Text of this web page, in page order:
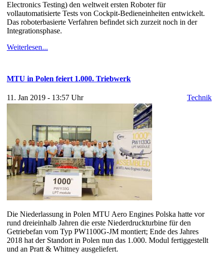
Electronics Testing) den weltweit ersten Roboter für
vollautomatisierte Tests von Cockpit-Bedieneinheiten entwickelt.
Das roboterbasierte Verfahren befindet sich zurzeit noch in der
Integrationsphase.
Weiterlesen...
MTU in Polen feiert 1.000. Triebwerk
11. Jan 2019 - 13:57 Uhr Technik
Die Niederlassung in Polen MTU Aero Engines Polska hatte vor
rund dreieinhalb Jahren die erste Niederdruckturbine für den
Getriebefan vom Typ PW1100G-JM montiert; Ende des Jahres
2018 hat der Standort in Polen nun das 1.000. Modul fertiggestellt
und an Pratt & Whitney ausgeliefert.